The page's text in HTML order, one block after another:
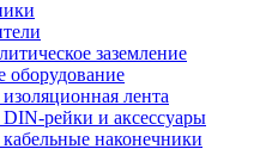
заземление
оборудование
лента
рейки и аксессуары
наконечники